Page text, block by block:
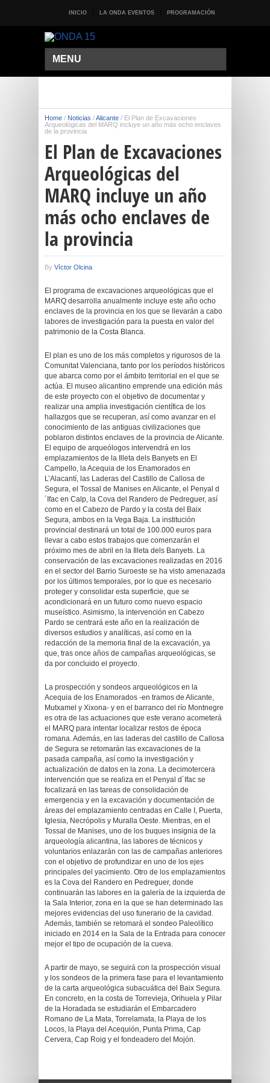
INICIO LA ONDA EVENTOS PROGRAMACIÓN
MENU
Home / Noticias /Alicante / El Plan de Excavaciones
Arqueológicas del MARQ incluye un año más ocho enclaves
de la provincia
El Plan de Excavaciones
Arqueológicas del
MARQ incluye un año
más ocho enclaves de
la provincia
By Víctor Olcina
El programa de excavaciones arqueológicas que el
MARQ desarrolla anualmente incluye este año ocho
enclaves de la provincia en los que se llevarán a cabo
labores de investigación para la puesta en valor del
patrimonio de la Costa Blanca.
El plan es uno de los más completos y rigurosos de la
Comunitat Valenciana, tanto por los períodos históricos
que abarca como por el ámbito territorial en el que se
actúa. El museo alicantino emprende una edición más
de este proyecto con el objetivo de documentar y
realizar una amplia investigación científica de los
hallazgos que se recuperan, así como avanzar en el
conocimiento de las antiguas civilizaciones que
poblaron distintos enclaves de la provincia de Alicante.
El equipo de arqueólogos intervendrá en los
emplazamientos de la Illeta dels Banyets en El
Campello, la Acequia de los Enamorados en
L’Alacantí, las Laderas del Castillo de Callosa de
Segura, el Tossal de Manises en Alicante, el Penyal d
´Ifac en Calp, la Cova del Randero de Pedreguer, así
como en el Cabezo de Pardo y la costa del Baix
Segura, ambos en la Vega Baja. La institución
provincial destinará un total de 100.000 euros para
llevar a cabo estos trabajos que comenzarán el
próximo mes de abril en la Illeta dels Banyets. La
conservación de las excavaciones realizadas en 2016
en el sector del Barrio Suroeste se ha visto amenazada
por los últimos temporales, por lo que es necesario
proteger y consolidar esta superficie, que se
acondicionará en un futuro como nuevo espacio
museístico. Asimismo, la intervención en Cabezo
Pardo se centrará este año en la realización de
diversos estudios y analíticas, así como en la
redacción de la memoria final de la excavación, ya
que, tras once años de campañas arqueológicas, se
da por concluido el proyecto.
La prospección y sondeos arqueológicos en la
Acequia de los Enamorados -en tramos de Alicante,
Mutxamel y Xixona- y en el barranco del río Montnegre
es otra de las actuaciones que este verano acometerá
el MARQ para intentar localizar restos de época
romana. Además, en las laderas del castillo de Callosa
de Segura se retomarán las excavaciones de la
pasada campaña, así como la investigación y
actualización de datos en la zona. La decimotercera
intervención que se realiza en el Penyal d´Ifac se
focalizará en las tareas de consolidación de
emergencia y en la excavación y documentación de
áreas del emplazamiento centradas en Calle I, Puerta,
Iglesia, Necrópolis y Muralla Oeste. Mientras, en el
Tossal de Manises, uno de los buques insignia de la
arqueología alicantina, las labores de técnicos y
voluntarios enlazarán con las de campañas anteriores
con el objetivo de profundizar en uno de los ejes
principales del yacimiento. Otro de los emplazamientos
es la Cova del Randero en Pedreguer, donde
continuarán las labores en la galería de la izquierda de
la Sala Interior, zona en la que se han determinado las
mejores evidencias del uso funerario de la cavidad.
Además, también se retomará el sondeo Paleolítico
iniciado en 2014 en la Sala de la Entrada para conocer
mejor el tipo de ocupación de la cueva.
A partir de mayo, se seguirá con la prospección visual
y los sondeos de la primera fase para el levantamiento
de la carta arqueológica subacuática del Baix Segura.
En concreto, en la costa de Torrevieja, Orihuela y Pilar
de la Horadada se estudiarán el Embarcadero
Romano de La Mata, Torrelamata, la Playa de los
Locos, la Playa del Acequión, Punta Prima, Cap
Cervera, Cap Roig y el fondeadero del Mojón.